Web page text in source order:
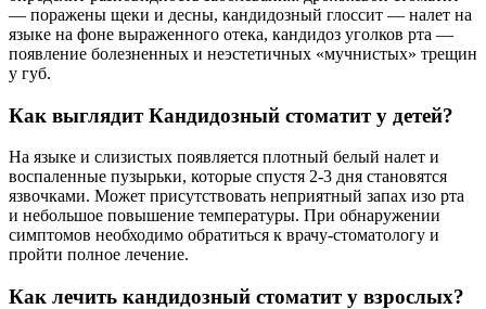
— поражены щеки и десны, кандидозный глоссит — налет на
языке на фоне выраженного отека, кандидоз уголков рта —
появление болезненных и неэстетичных «мучнистых» трещин
у губ.
Как выглядит Кандидозный стоматит у детей?
На языке и слизистых появляется плотный белый налет и
воспаленные пузырьки, которые спустя 2-3 дня становятся
язвочками. Может присутствовать неприятный запах изо рта
и небольшое повышение температуры. При обнаружении
симптомов необходимо обратиться к врачу-стоматологу и
пройти полное лечение.
Как лечить кандидозный стоматит у взрослых?